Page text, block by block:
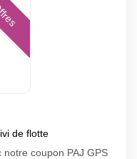
de flotte
coupon PAJ GPS